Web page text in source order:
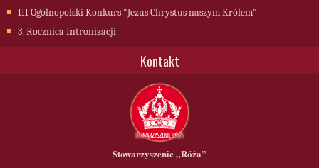
III Ogólnopolski Konkurs "Jezus Chrystus naszym Królem"
3. Rocznica Intronizacji
Kontakt
Stowarzyszenie„Róża”